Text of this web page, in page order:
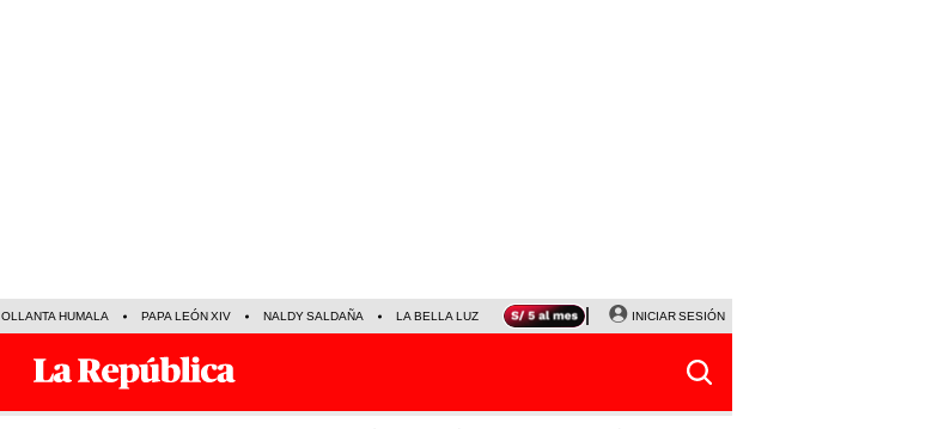
OLLANTA HUMALA PAPA LEÓN XIV NALDY SALDAÑA LA BELLA LUZ MAGALY MEDINA SINUANO RESULTADOS HOY
INICIAR SESIÓN